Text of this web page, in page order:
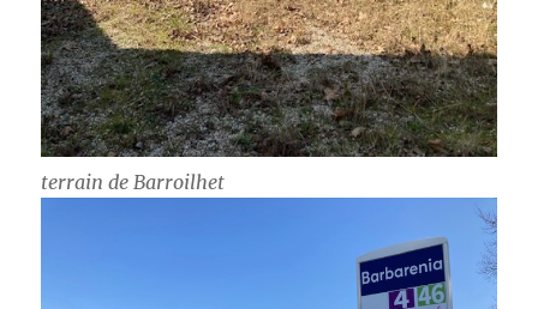
terrain de Barroilhet